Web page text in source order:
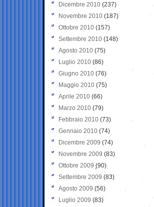
Dicembre 2010 (237)
Novembre 2010 (187)
Ottobre 2010 (157)
Settembre 2010 (148)
Agosto 2010 (75)
Luglio 2010 (86)
Giugno 2010 (76)
Maggio 2010 (75)
Aprile 2010 (66)
Marzo 2010 (79)
Febbraio 2010 (73)
Gennaio 2010 (74)
Dicembre 2009 (74)
Novembre 2009 (83)
Ottobre 2009 (90)
Settembre 2009 (83)
Agosto 2009 (56)
Luglio 2009 (83)